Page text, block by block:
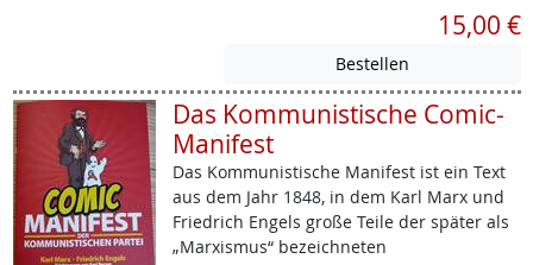
15,00 €
Das Kommunistische Comic-
Manifest
Das Kommunistische Manifest ist ein Text
aus dem Jahr 1848, in dem Karl Marx und
Friedrich Engels große Teile der später als
„Marxismus“ bezeichneten